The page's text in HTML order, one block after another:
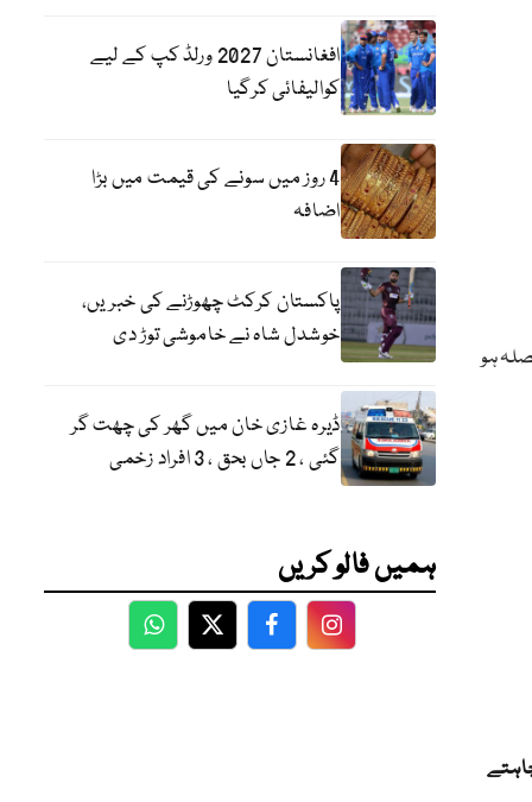
ہو
افغانستان 2027 ورلڈ کپ کے لیے
کوالیفائی کرگیا
4 روز میں سونے کی قیمت میں بڑا
اضافہ
پاکستان کرکٹ چھوڑنے کی خبریں،
خوشدل شاہ نے خاموشی توڑ دی
ڈیرہ غازی خان میں گھر کی چھت گر
گئی ، 2 جاں بحق ، 3 افراد زخمی
ہمیں فالو کریں
WhatsApp
TwitterFacebookFacebook